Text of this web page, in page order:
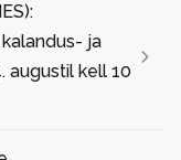
ja
augustil kell 10